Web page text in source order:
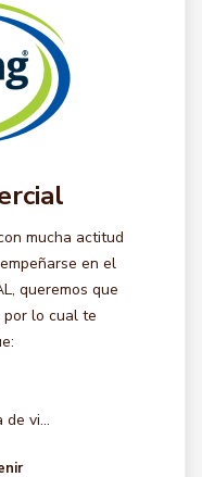
mucha actitud
en el
queremos que
lo cual te
vi...